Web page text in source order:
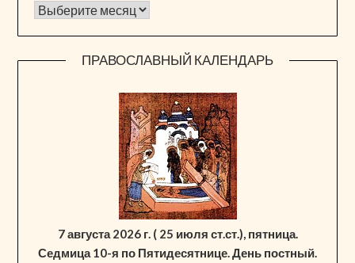
Архив новостей
ПРАВОСЛАВНЫЙ КАЛЕНДАРЬ
7 августа 2026 г. ( 25 июля ст.ст.), пятница.
Седмица 10-я по Пятидесятнице. День постный.